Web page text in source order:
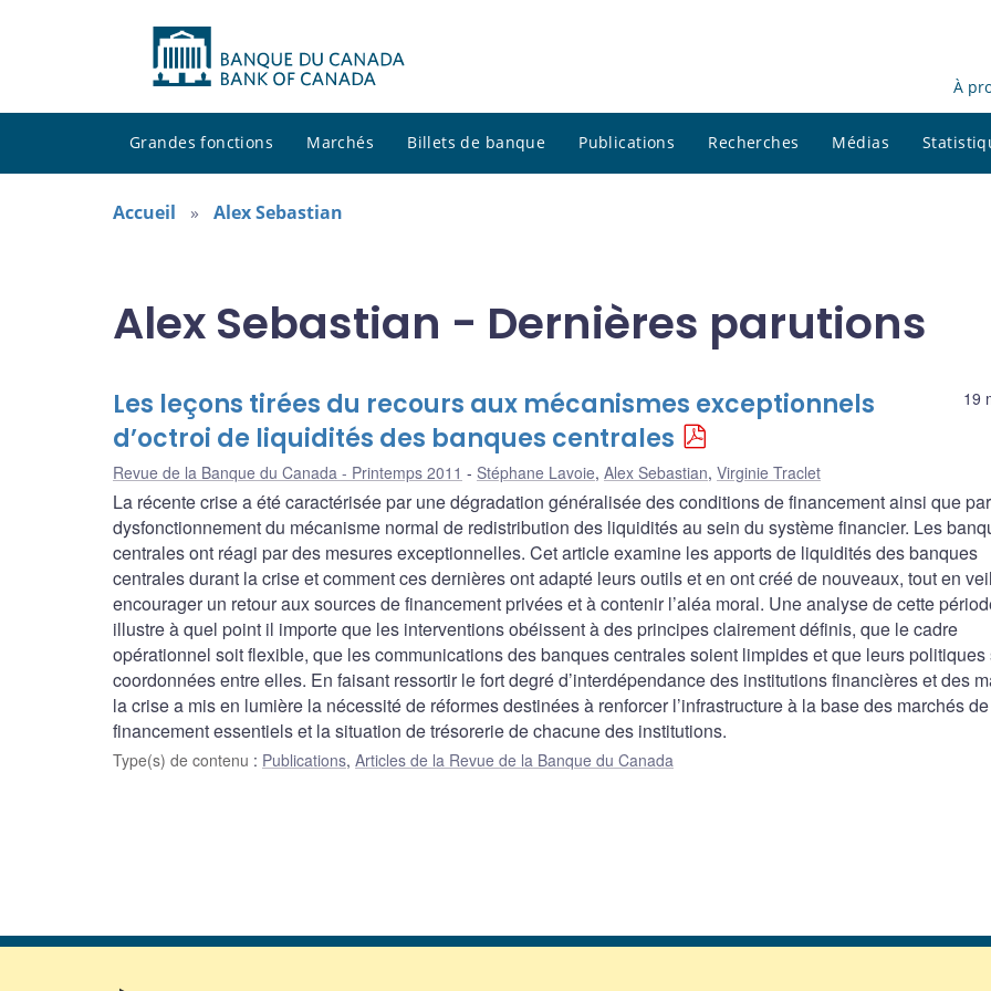
À
Grandes fonctions Marchés Billets de banque Publications Recherches Médias
Accueil Alex Sebastian
Alex Sebastian - Dernières parutions
19
Les leçons tirées du recours aux mécanismes exceptionnels
d’octroi de liquidités des banques centrales
Revue de la Banque du Canada - Printemps 2011 Stéphane Lavoie, Alex Sebastian, Virginie Traclet
La récente crise a été caractérisée par une dégradation généralisée des conditions de financement ainsi que
dysfonctionnement du mécanisme normal de redistribution des liquidités au sein du système financier. Les
centrales ont réagi par des mesures exceptionnelles. Cet article examine les apports de liquidités des banques
centrales durant la crise et comment ces dernières ont adapté leurs outils et en ont créé de nouveaux, tout en
encourager un retour aux sources de financement privées et à contenir l’aléa moral. Une analyse de cette
illustre à quel point il importe que les interventions obéissent à des principes clairement définis, que le cadre
opérationnel soit flexible, que les communications des banques centrales soient limpides et que leurs politiques
coordonnées entre elles. En faisant ressortir le fort degré d’interdépendance des institutions financières et des
la crise a mis en lumière la nécessité de réformes destinées à renforcer l’infrastructure à la base des marchés de
financement essentiels et la situation de trésorerie de chacune des institutions.
Type(s) de contenu : Publications, Articles de la Revue de la Banque du Canada